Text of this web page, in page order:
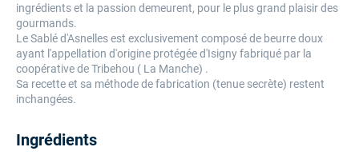
ingrédients et la passion demeurent, pour le plus grand plaisir des
gourmands.
Le Sablé d'Asnelles est exclusivement composé de beurre doux
ayant l'appellation d'origine protégée d'Isigny fabriqué par la
coopérative de Tribehou ( La Manche) .
Sa recette et sa méthode de fabrication (tenue secrète) restent
inchangées.
Ingrédients